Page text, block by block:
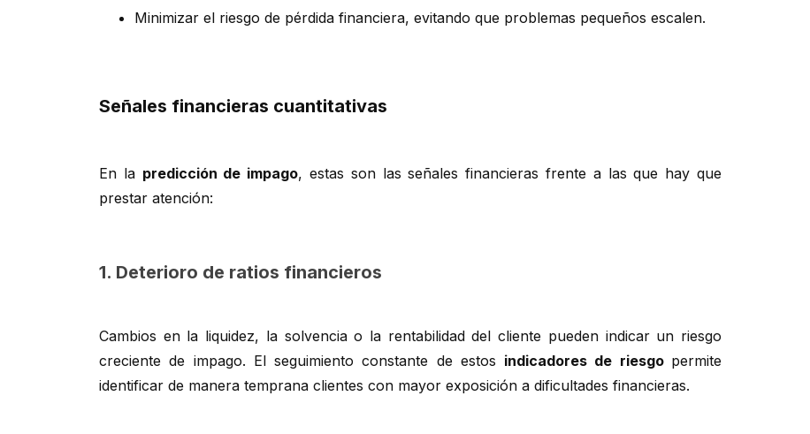
Minimizar el riesgo de pérdida financiera, evitando que problemas pequeños escalen.
Señales financieras cuantitativas
En la predicción de impago, estas son las señales financieras frente a las que hay que
prestar atención:
1. Deterioro de ratios financieros
Cambios en la liquidez, la solvencia o la rentabilidad del cliente pueden indicar un riesgo
creciente de impago. El seguimiento constante de estos indicadores de riesgo permite
identificar de manera temprana clientes con mayor exposición a dificultades financieras.